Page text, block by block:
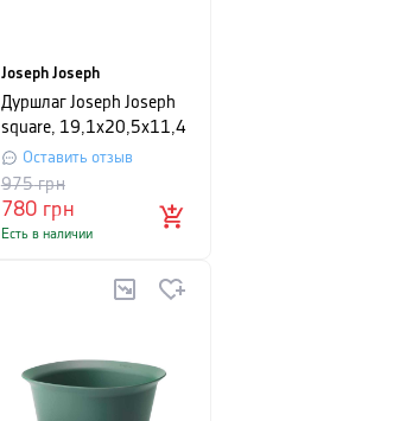
Joseph Joseph
Дуршлаг Joseph Joseph
square, 19,1x20,5x11,4
см, белый
Оставить отзыв
780 грн
975грн
Есть в наличии